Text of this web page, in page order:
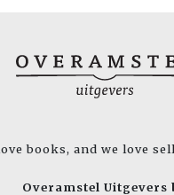
books, and we love
Overamstel Uitgevers